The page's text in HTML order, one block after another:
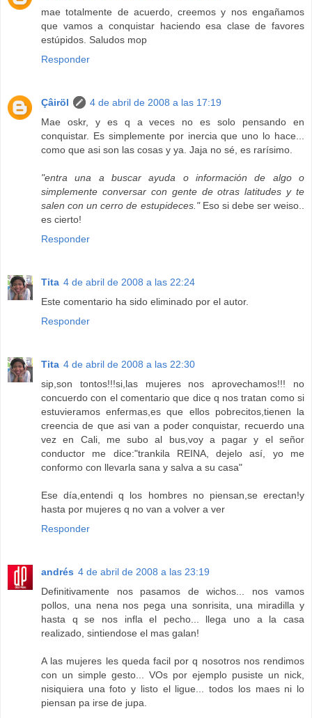
mae totalmente de acuerdo, creemos y nos engañamos
que vamos a conquistar haciendo esa clase de favores
estúpidos. Saludos mop
Responder
Çâiröl
4 de abril de 2008 a las 17:19
Mae oskr, y es q a veces no es solo pensando en
conquistar. Es simplemente por inercia que uno lo hace...
como que asi son las cosas y ya. Jaja no sé, es rarísimo.
"entra una a buscar ayuda o información de algo o
simplemente conversar con gente de otras latitudes y te
salen con un cerro de estupideces."Eso si debe ser weiso..
es cierto!
Responder
Tita 4 de abril de 2008 a las 22:24
Este comentario ha sido eliminado por el autor.
Responder
Tita 4 de abril de 2008 a las 22:30
sip,son tontos!!!si,las mujeres nos aprovechamos!!! no
concuerdo con el comentario que dice q nos tratan como si
estuvieramos enfermas,es que ellos pobrecitos,tienen la
creencia de que asi van a poder conquistar, recuerdo una
vez en Cali, me subo al bus,voy a pagar y el señor
conductor me dice:"trankila REINA, dejelo así, yo me
conformo con llevarla sana y salva a su casa"
Ese día,entendi q los hombres no piensan,se erectan!y
hasta por mujeres q no van a volver a ver
Responder
andrés 4 de abril de 2008 a las 23:19
Definitivamente nos pasamos de wichos... nos vamos
pollos, una nena nos pega una sonrisita, una miradilla y
hasta q se nos infla el pecho... llega uno a la casa
realizado, sintiendose el mas galan!
A las mujeres les queda facil por q nosotros nos rendimos
con un simple gesto... VOs por ejemplo pusiste un nick,
nisiquiera una foto y listo el ligue... todos los maes ni lo
piensan pa irse de jupa.